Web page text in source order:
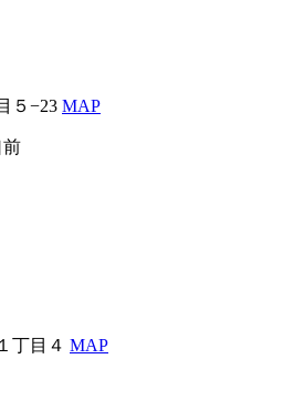
５−23 MAP
丁目４ MAP